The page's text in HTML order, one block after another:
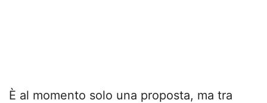
È al momento solo una proposta, ma tra